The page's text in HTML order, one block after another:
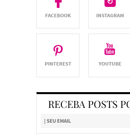
RECEBA POSTS